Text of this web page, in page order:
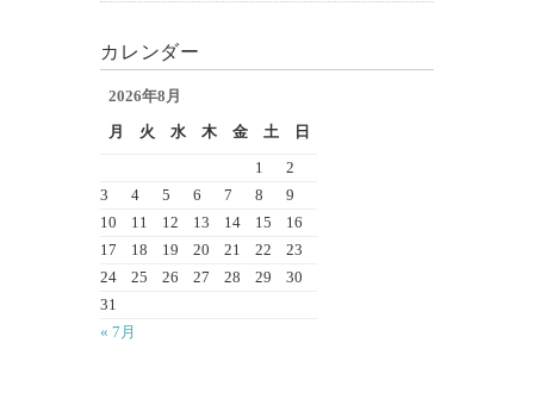
カレンダー
2026年8月
月
火 水 木 金 土 日
« 7月
1
2
3
4 5 6 7 8
9
10
11 12 13 14 15
16
17
18 19 20 21 22
23
24
25 26 27 28 29
30
31